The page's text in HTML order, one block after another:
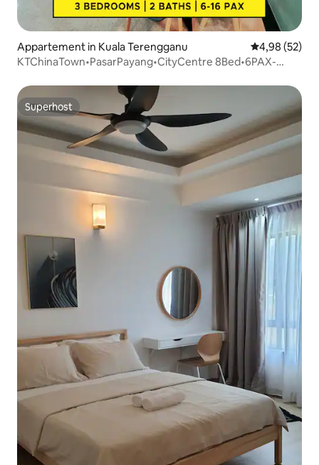
Appartement in Kuala Terengganu Gemiddelde
4,98 (52)
KTChinaTown•PasarPayang•CityCentre 8Bed•6PAX-
Superhost
Superhost